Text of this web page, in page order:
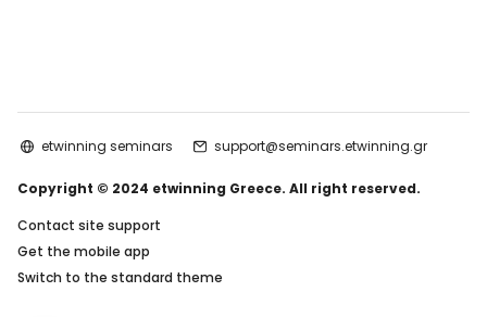
etwinning seminars support@seminars.etwinning.gr
Copyright © 2024 etwinning Greece. All right reserved.
Contact site support
Get the mobile app
Switch to the standard theme